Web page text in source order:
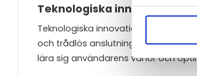
Teknologiska innovationer
Teknologiska innovationer inom
och trådlös anslutning möjliggör
lära sig användarens vanor och